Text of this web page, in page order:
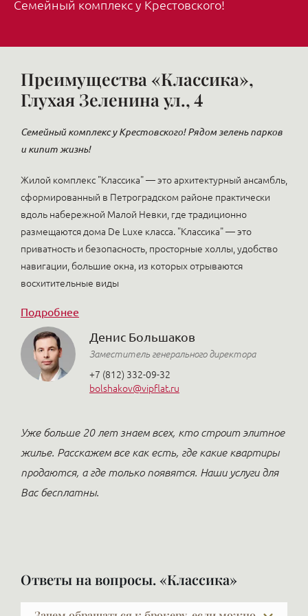
Семейный комплекс у Крестовского!
Преимущества «Классика»,
Глухая Зеленина ул., 4
Семейный комплекс у Крестовского! Рядом зелень парков
и кипит жизнь!
Жилой комплекс "Классика" — это архитектурный ансамбль,
сформированный в Петроградском районе практически
вдоль набережной Малой Невки, где традиционно
размещаются дома De Luxe класса. "Классика" — это
приватность и безопасность, просторные холлы, удобство
навигации, большие окна, из которых отрываются
восхитительные виды
Подробнее
Денис Большаков
Заместитель генерального директора
+7 (812) 332-09-32
bolshakov@vipflat.ru
Уже больше 20 лет знаем всех, кто строит элитное
жилье. Расскажем все как есть, где какие квартиры
продаются, а где только появятся. Наши услуги для
Вас бесплатны.
Ответы на вопросы. «Классика»